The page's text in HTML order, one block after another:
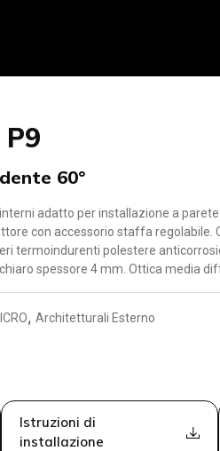
P9
60°
adatto per installazione a
con accessorio staffa regolabile.
termoindurenti polestere
spessore 4 mm. Ottica media
, Architetturali Esterno
Istruzioni di
installazione